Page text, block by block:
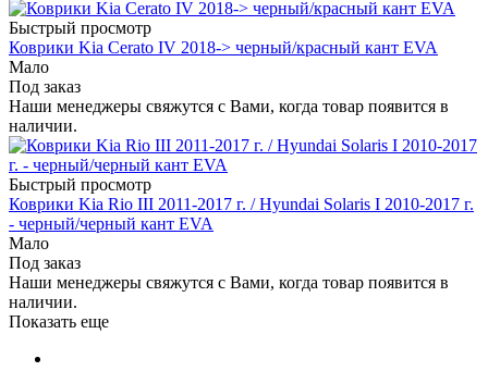
Быстрый просмотр
Коврики Kia Cerato IV 2018-> черный/красный кант EVA
Мало
Под заказ
Наши менеджеры свяжутся с Вами, когда товар появится в
наличии.
Быстрый просмотр
Коврики Kia Rio III 2011-2017 г. / Hyundai Solaris I 2010-2017 г.
- черный/черный кант EVA
Мало
Под заказ
Наши менеджеры свяжутся с Вами, когда товар появится в
наличии.
Показать еще